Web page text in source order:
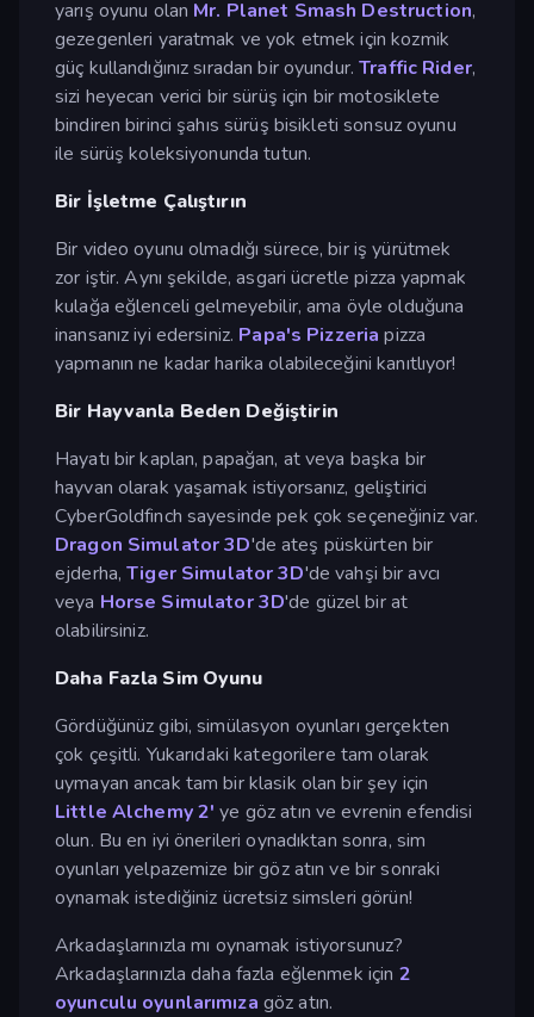
yarış oyunu olan Mr. Planet Smash Destruction,
gezegenleri yaratmak ve yok etmek için kozmik
güç kullandığınız sıradan bir oyundur.Traffic Rider,
sizi heyecan verici bir sürüş için bir motosiklete
bindiren birinci şahıs sürüş bisikleti sonsuz oyunu
ile sürüş koleksiyonunda tutun.
Bir İşletme Çalıştırın
Bir video oyunu olmadığı sürece, bir iş yürütmek
zor iştir. Aynı şekilde, asgari ücretle pizza yapmak
kulağa eğlenceli gelmeyebilir, ama öyle olduğuna
inansanız iyi edersiniz. Papa's Pizzeria pizza
yapmanın ne kadar harika olabileceğini kanıtlıyor!
Bir Hayvanla Beden Değiştirin
Hayatı bir kaplan, papağan, at veya başka bir
hayvan olarak yaşamak istiyorsanız, geliştirici
CyberGoldfinch sayesinde pek çok seçeneğiniz var.
Dragon Simulator 3D'de ateş püskürten bir
ejderha,Tiger Simulator3D'de vahşi bir avcı
veya Horse Simulator 3D'de güzel bir at
olabilirsiniz.
Daha Fazla Sim Oyunu
Gördüğünüz gibi, simülasyon oyunları gerçekten
çok çeşitli. Yukarıdaki kategorilere tam olarak
uymayan ancak tam bir klasik olan bir şey için
Little Alchemy 2' ye göz atın ve evrenin efendisi
olun. Bu en iyi önerileri oynadıktan sonra, sim
oyunları yelpazemize bir göz atın ve bir sonraki
oynamak istediğiniz ücretsiz simsleri görün!
Arkadaşlarınızla mı oynamak istiyorsunuz?
Arkadaşlarınızla daha fazla eğlenmek için 2
oyunculu oyunlarımıza göz atın.